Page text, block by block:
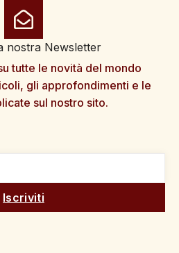
nostra Newsletter
tutte le novità del mondo
gli approfondimenti e le
sul nostro sito.
Iscriviti